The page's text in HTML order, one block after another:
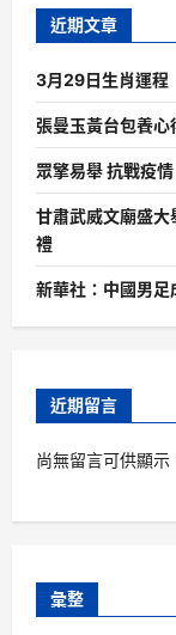
近期文章
3月29日生肖運程
張曼玉黃台包養心
眾擎易舉 抗戰疫
甘肅武威文廟盛
禮
新華社：中國男足
近期留言
尚無留言可供顯示
彙整